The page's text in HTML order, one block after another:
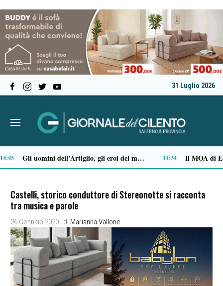
31 Luglio 2026
Stipendi incompleti al Dea di Nocera, Pagani e Scafati. Nursind: «Chi sbaglia deve risponderne» 12:08
Castelli, storico conduttore di Stereonotte si racconta
tra musica e parole
26 Gennaio 2020 | di Marianna Vallone